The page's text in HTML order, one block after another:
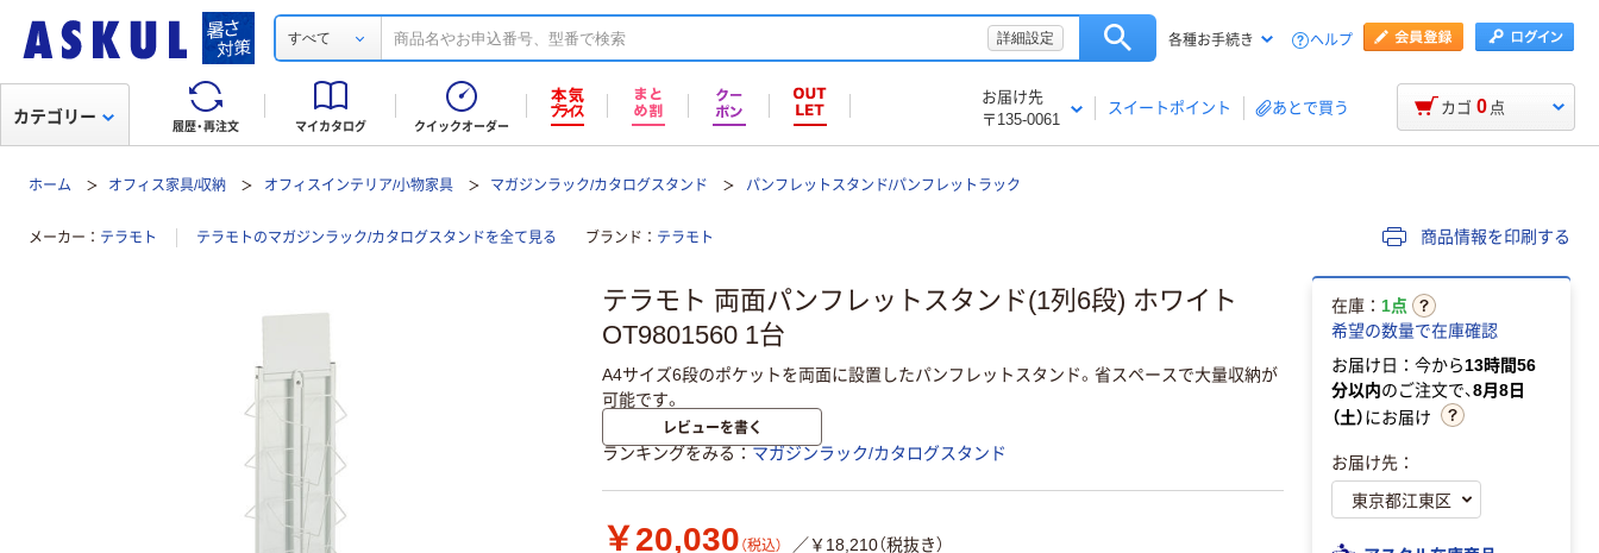
すべて 詳細設定 各種お手続き ヘルプ
履歴・再注文 マイカタログ クイックオーダー
お届け先
〒135-0061
スイートポイント あとで買う
カテゴリー カゴ 0 点
ホーム オフィス家具/収納 オフィスインテリア/小物家具 マガジンラック/カタログスタンド パンフレットスタンド/パンフレットラック
メーカー テラモト テラモトのマガジンラック/カタログスタンドを全て見る ブランド テラモト 商品情報を印刷する
テラモト 両面パンフレットスタンド(1列6段) ホワイト
OT9801560 1台
A4サイズ6段のポケットを両面に設置したパンフレットスタンド。省スペースで大量収納が
可能です。
レビューを書く
ランキングをみる マガジンラック/カタログスタンド
￥20,030 （税込） ／￥18,210（税抜き）
在庫： 1点
希望の数量で在庫確認
お届け日：今から13時間56
分以内のご注文で、8月8日
（土）にお届け
お届け先：